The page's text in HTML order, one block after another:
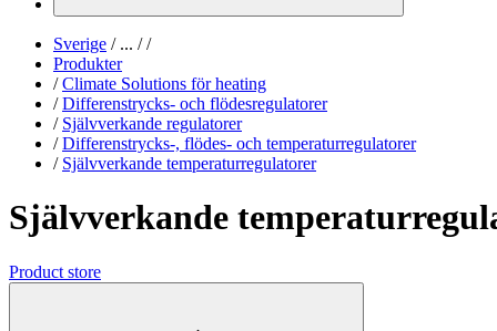
Sverige /... / /
Produkter
/ Climate Solutions för heating
/ Differenstrycks- och flödesregulatorer
/ Självverkande regulatorer
/ Differenstrycks-, flödes- och temperaturregulatorer
/ Självverkande temperaturregulatorer
Självverkande
Product store